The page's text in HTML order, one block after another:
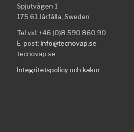
Spjutvägen 1
175 61 Järfälla, Sweden
Tel vxl: +46 (0)8 590 860 90
E-post: info@tecnovap.se
tecnovap.se
Integritetspolicy och kakor